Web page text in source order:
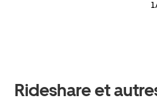
Rideshare et